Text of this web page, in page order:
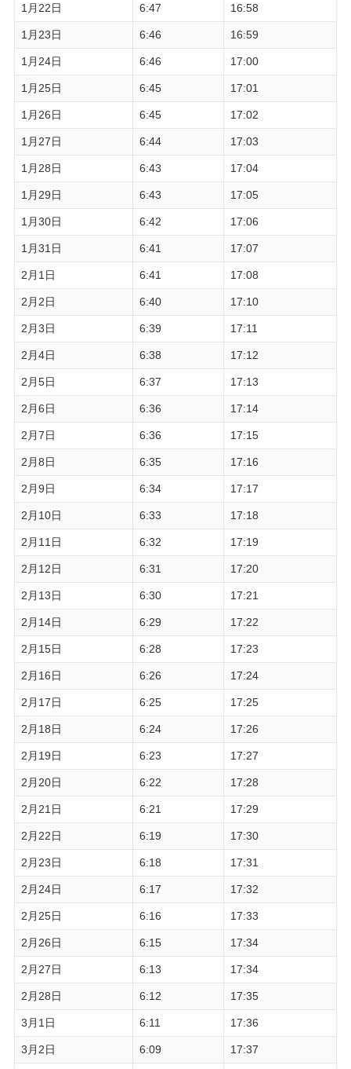
1月22日 6:47 16:58
1月23日 6:46 16:59
1月24日 6:46 17:00
1月25日 6:45 17:01
1月26日 6:45 17:02
1月27日 6:44 17:03
1月28日 6:43 17:04
1月29日 6:43 17:05
1月30日 6:42 17:06
1月31日 6:41 17:07
2月1日 6:41 17:08
2月2日 6:40 17:10
2月3日 6:39 17:11
2月4日 6:38 17:12
2月5日 6:37 17:13
2月6日 6:36 17:14
2月7日 6:36 17:15
2月8日 6:35 17:16
2月9日 6:34 17:17
2月10日 6:33 17:18
2月11日 6:32 17:19
2月12日 6:31 17:20
2月13日 6:30 17:21
2月14日 6:29 17:22
2月15日 6:28 17:23
2月16日 6:26 17:24
2月17日 6:25 17:25
2月18日 6:24 17:26
2月19日 6:23 17:27
2月20日 6:22 17:28
2月21日 6:21 17:29
2月22日 6:19 17:30
2月23日 6:18 17:31
2月24日 6:17 17:32
2月25日 6:16 17:33
2月26日 6:15 17:34
2月27日 6:13 17:34
2月28日 6:12 17:35
3月1日 6:11 17:36
3月2日 6:09 17:37